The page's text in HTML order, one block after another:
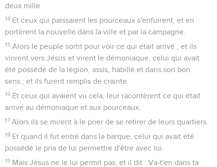
deux mille.
14 Et ceux qui paissaient les pourceaux s'enfuirent, et en
portèrent la nouvelle dans la ville et par la campagne.
15 Alors le peuple sortit pour voir ce qui était arrivé ; et ils
vinrent vers Jésus et virent le démoniaque, celui qui avait
été possédé de la légion, assis, habillé et dans son bon
sens ; et ils furent remplis de crainte.
16 Et ceux qui avaient vu cela, leur racontèrent ce qui était
arrivé au démoniaque et aux pourceaux.
17 Alors ils se mirent à le prier de se retirer de leurs quartiers.
18 Et quand il fut entré dans la barque, celui qui avait été
possédé le pria de lui permettre d'être avec lui.
19 Mais Jésus ne le lui permit pas, et il dit : Va-t'en dans ta